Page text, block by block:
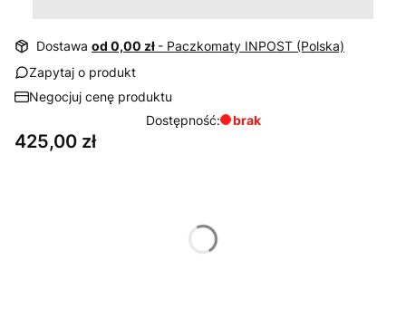
Dostawa od 0,00 zł - Paczkomaty INPOST (Polska)
Zapytaj o produkt
Negocjuj cenę produktu
Dostępność:
brak
Cena
425,00 zł